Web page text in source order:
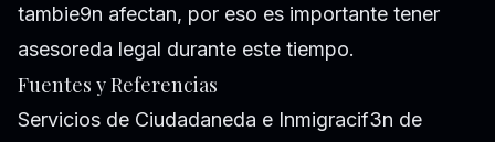
tambie9n afectan, por eso es importante tener
asesoreda legal durante este tiempo.
Fuentes y Referencias
Servicios de Ciudadaneda e Inmigracif3n de